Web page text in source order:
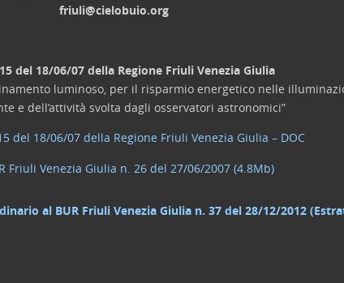
friuli@cielobuio.org
del 18/06/07 della Regione Friuli Venezia Giulia
luminoso, per il risparmio energetico nelle
e dell’attività svolta dagli osservatori astronomici”
del 18/06/07 della Regione Friuli Venezia Giulia – DOC
Friuli Venezia Giulia n. 26 del 27/06/2007 (4.8Mb)
al BUR Friuli Venezia Giulia n. 37 del 28/12/2012